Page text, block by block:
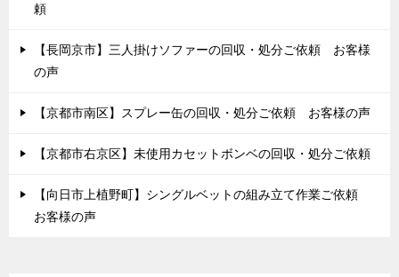
頼
【長岡京市】三人掛けソファーの回収・処分ご依頼 お客様
の声
【京都市南区】スプレー缶の回収・処分ご依頼 お客様の声
【京都市右京区】未使用カセットボンベの回収・処分ご依頼
【向日市上植野町】シングルベットの組み立て作業ご依頼
お客様の声